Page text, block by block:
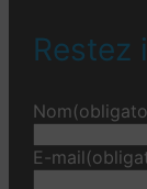
Restez
Nom
E-mail